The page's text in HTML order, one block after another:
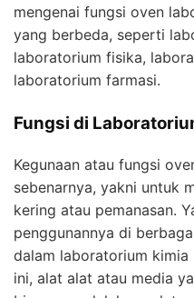
mengenai fungsi oven
yang berbeda, seperti
laboratorium fisika,
laboratorium farmasi.
Fungsi di
Kegunaan atau fungsi
sebenarnya, yakni untuk
kering atau pemanasan.
penggunannya di
dalam laboratorium kimia
ini, alat alat atau media